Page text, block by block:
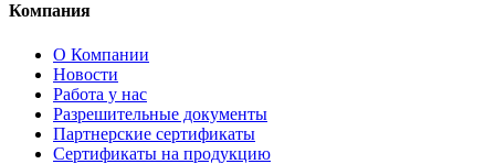
Компания
О Компании
Новости
Работа у нас
Разрешительные документы
Партнерские сертификаты
Сертификаты на продукцию